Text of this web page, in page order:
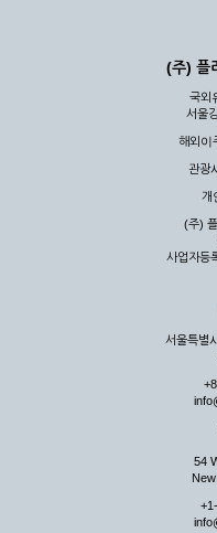
(주) 플
국외
서울
해외이
관광
개
(주)
사업자등
서울특별
54